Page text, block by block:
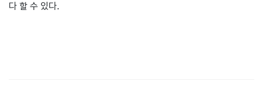
다 할 수 있다.